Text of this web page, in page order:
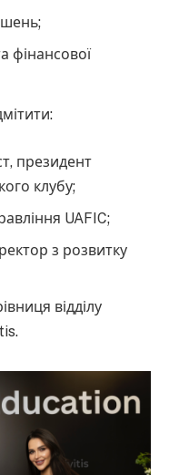
фінансової
президент
клубу;
UAFIC;
з розвитку
відділу